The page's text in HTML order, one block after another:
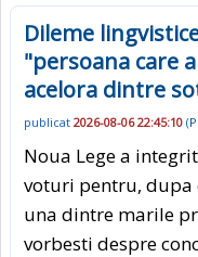
Dileme
"persoana care
acelora dintre
publicat 2026-08-06 22:45:10 (
Noua Lege a
voturi pentru, dupa
una dintre marile
vorbesti despre